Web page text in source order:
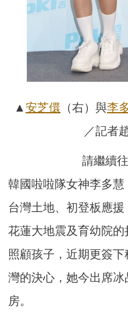
▲ 安芝儇 （右）與李
／記者
請繼續
韓國啦啦隊女神李多
台灣土地、初登板應
花蓮大地震及育幼院
照顧孩子，近期更簽
灣的決心，她今出席
房。